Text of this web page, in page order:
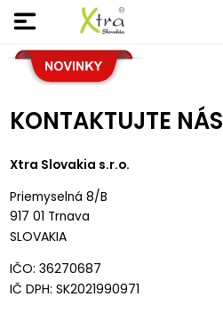
KONTAKTUJTE NÁS
Xtra Slovakia s.r.o.
Priemyselná 8/B
917 01 Trnava
SLOVAKIA
IČO: 36270687
IČ DPH: SK2021990971